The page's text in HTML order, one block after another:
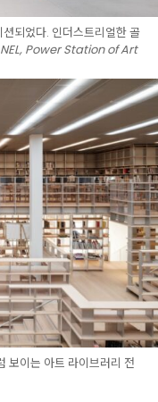
되었다. 인더스트리얼한 골
Power Station of Art
보이는 아트 라이브러리 전